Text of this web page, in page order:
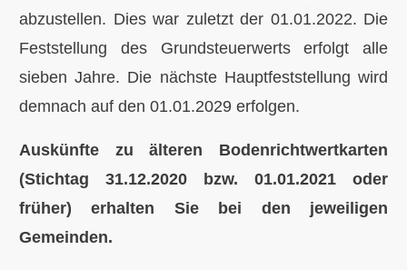
abzustellen. Dies war zuletzt der 01.01.2022. Die
Feststellung des Grundsteuerwerts erfolgt alle
sieben Jahre. Die nächste Hauptfeststellung wird
demnach auf den 01.01.2029 erfolgen.
Auskünfte zu älteren Bodenrichtwertkarten
(Stichtag 31.12.2020 bzw. 01.01.2021 oder
früher) erhalten Sie bei den jeweiligen
Gemeinden.